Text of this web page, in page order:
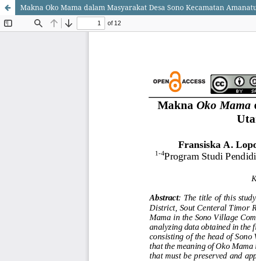
Makna Oko Mama dalam Masyarakat Desa Sono Kecamatan